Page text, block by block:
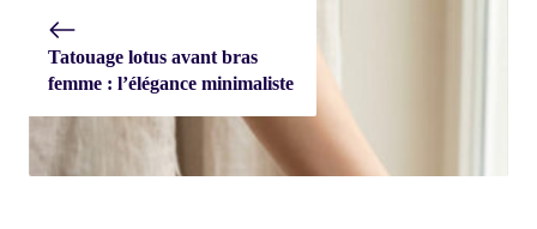
Tatouage lotus avant bras
femme : l’élégance minimaliste